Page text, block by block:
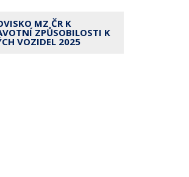
MZ ČR K
ZPŮSOBILOSTI K
VOZIDEL 2025